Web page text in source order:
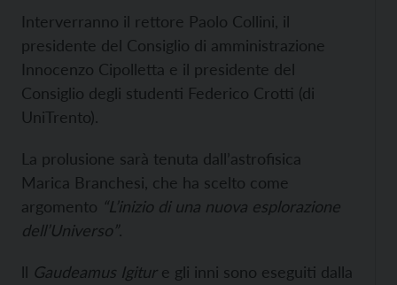
Interverranno il rettore Paolo Collini, il
presidente del Consiglio di amministrazione
Innocenzo Cipolletta e il presidente del
Consiglio degli studenti Federico Crotti (di
UniTrento).
La prolusione sarà tenuta dall’astrofisica
Marica Branchesi, che ha scelto come
argomento “L’inizio di una nuova esplorazione
dell’Universo”.
ll Gaudeamus Igiture gli inni sono eseguiti dalla